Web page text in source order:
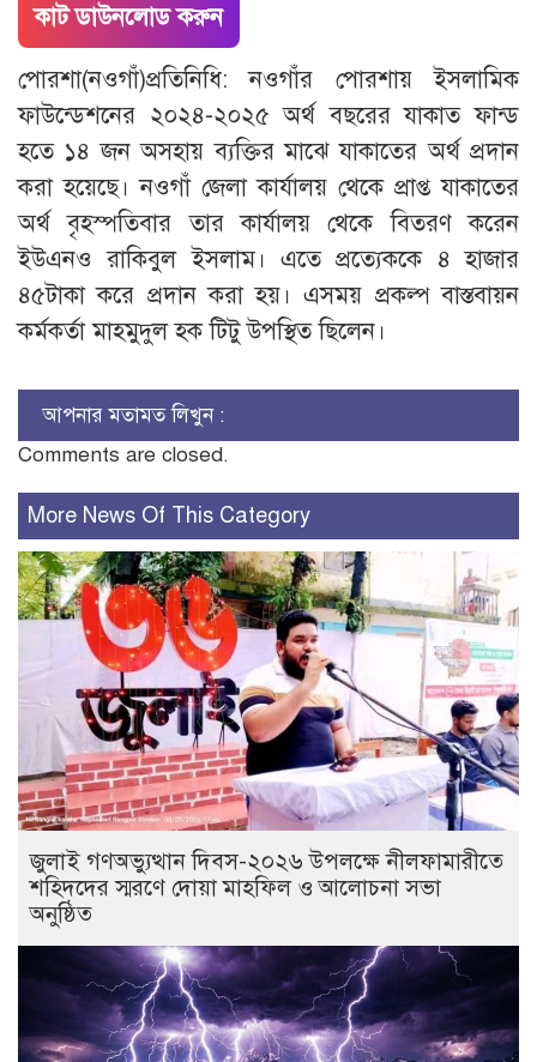
কাট ডাউনলোড করুন
পোরশা(নওগাঁ)প্রতিনিধি: নওগাঁর পোরশায় ইসলামিক
ফাউন্ডেশনের ২০২৪-২০২৫ অর্থ বছরের যাকাত ফান্ড
হতে ১৪ জন অসহায় ব্যক্তির মাঝে যাকাতের অর্থ প্রদান
করা হয়েছে। নওগাঁ জেলা কার্যালয় থেকে প্রাপ্ত যাকাতের
অর্থ বৃহস্পতিবার তার কার্যালয় থেকে বিতরণ করেন
ইউএনও রাকিবুল ইসলাম। এতে প্রত্যেককে ৪ হাজার
৪৫টাকা করে প্রদান করা হয়। এসময় প্রকল্প বাস্তবায়ন
কর্মকর্তা মাহমুদুল হক টিটু উপস্থিত ছিলেন।
আপনার মতামত লিখুন :
Comments are closed.
More News Of This Category
জুলাই গণঅভ্যুত্থান দিবস-২০২৬ উপলক্ষে নীলফামারীতে
শহিদদের স্মরণে দোয়া মাহফিল ও আলোচনা সভা
অনুষ্ঠিত